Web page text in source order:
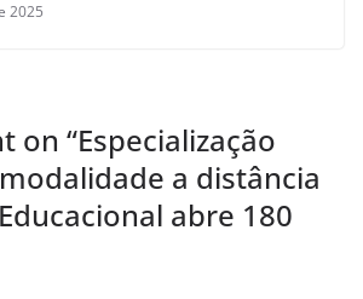
2025
on “Especialização
a distância
abre 180